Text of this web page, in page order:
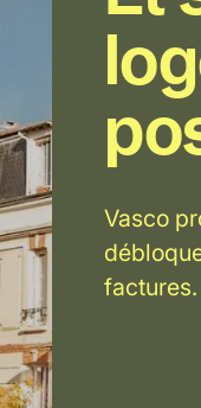
Vasco
factures.